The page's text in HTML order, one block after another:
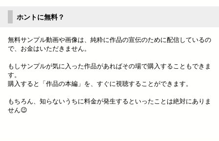
ホントに無料？
無料サンプル動画や画像は、純粋に作品の宣伝のために配信しているの
で、お金はいただきません。
もしサンプルが気に入った作品があればその場で購入することもできま
す。
購入すると「作品の本編」を、すぐに視聴することができます。
もちろん、知らないうちに料金が発生するといったことは絶対にありま
せん😉